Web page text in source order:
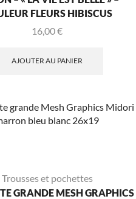
FLEURS HIBISCUS
16,00€
AJOUTER AU PANIER
Trousses et pochettes
GRANDE MESH GRAPHICS